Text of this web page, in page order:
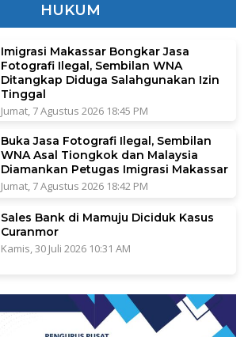
HUKUM
Imigrasi Makassar Bongkar Jasa
Fotografi Ilegal, Sembilan WNA
Ditangkap Diduga Salahgunakan Izin
Tinggal
Jumat, 7 Agustus 2026 18:45 PM
Buka Jasa Fotografi Ilegal, Sembilan
WNA Asal Tiongkok dan Malaysia
Diamankan Petugas Imigrasi Makassar
Jumat, 7 Agustus 2026 18:42 PM
Sales Bank di Mamuju Diciduk Kasus
Curanmor
Kamis, 30 Juli 2026 10:31 AM